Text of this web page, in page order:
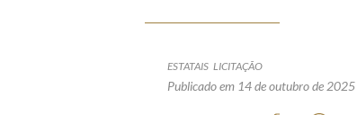
ESTATAIS LICITAÇÃO
Publicado em 14 de outubro de 2025